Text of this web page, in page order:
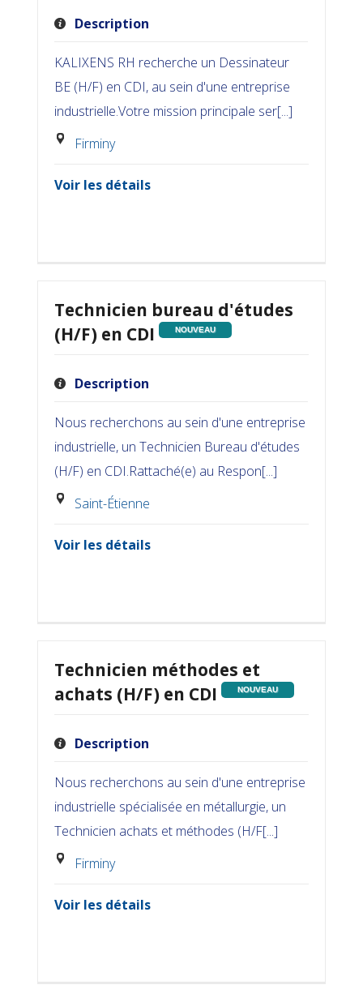
Description
KALIXENS RH recherche un Dessinateur
BE (H/F) en CDI, au sein d'une entreprise
industrielle.Votre mission principale ser[...]
Firminy
Voir les détails
Technicien bureau d'études
(H/F) en CDI
NOUVEAU
Description
Nous recherchons au sein d'une entreprise
industrielle, un Technicien Bureau d'études
(H/F) en CDI.Rattaché(e) au Respon[...]
Saint-Étienne
Voir les détails
Technicien méthodes et
achats (H/F) en CDI
NOUVEAU
Description
Nous recherchons au sein d'une entreprise
industrielle spécialisée en métallurgie, un
Technicien achats et méthodes (H/F[...]
Firminy
Voir les détails